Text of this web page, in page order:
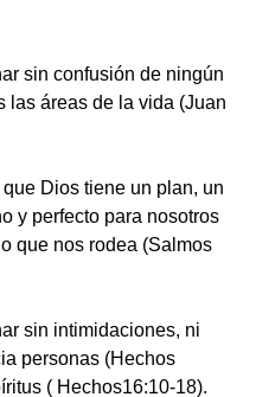
sin confusión de ningún
las áreas de la vida (Juan
Dios tiene un plan, un
y perfecto para nosotros
que nos rodea (Salmos
sin intimidaciones, ni
personas (Hechos
( Hechos16:10-18).